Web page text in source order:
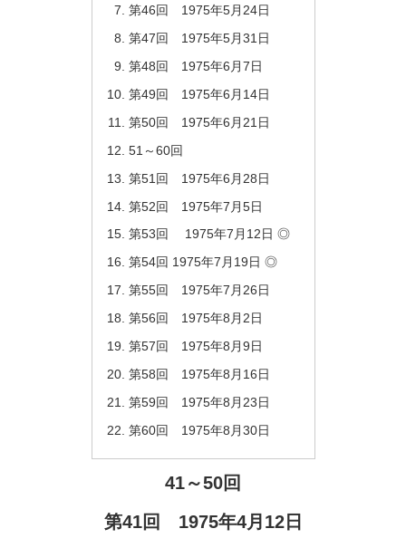
第46回 1975年5月24日
第47回 1975年5月31日
第48回 1975年6月7日
第49回 1975年6月14日
第50回 1975年6月21日
51～60回
第51回 1975年6月28日
第52回 1975年7月5日
第53回 1975年7月12日 ◎
第54回 1975年7月19日 ◎
第55回 1975年7月26日
第56回 1975年8月2日
第57回 1975年8月9日
第58回 1975年8月16日
第59回 1975年8月23日
第60回 1975年8月30日
41～50回
第41回 1975年4月12日